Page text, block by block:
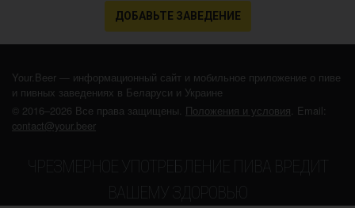
ДОБАВЬТЕ ЗАВЕДЕНИЕ
Your.Beer — информационный сайт и мобильное приложение о пиве
и пивных заведениях в Беларуси и Украине
© 2016–2026 Все права защищены. Положения и условия. Email:
contact@your.beer
ЧРЕЗМЕРНОЕ УПОТРЕБЛЕНИЕ ПИВА ВРЕДИТ
ВАШЕМУ ЗДОРОВЬЮ